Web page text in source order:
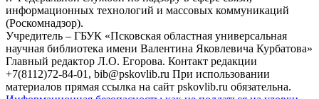
информационных технологий и массовых коммуникаций
(Роскомнадзор).
Учредитель – ГБУК «Псковская областная универсальная
научная библиотека имени Валентина Яковлевича Курбатова»
Главный редактор Л.О. Егорова. Контакт редакции
+7(8112)72-84-01, bib@pskovlib.ru При использовании
материалов прямая ссылка на сайт pskovlib.ru обязательна.